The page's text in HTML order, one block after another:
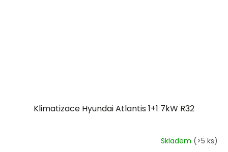
Klimatizace Hyundai Atlantis 1+1 7kW R32
Skladem (>5 ks)